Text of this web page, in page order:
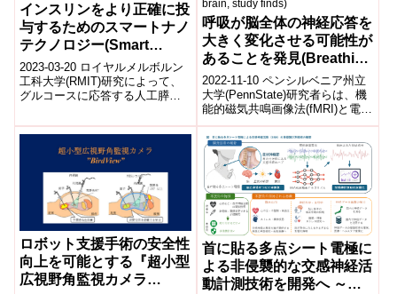
インスリンをより正確に投
与するためのスマートナノ
テクノロジー(Smart
nanotechnology for more
accurate delivery of
insulin)
2023-03-20 ロイヤルメルボルン
工科大学(RMIT)研究によって、
グルコースに応答する人工膵臓
測定する必要のある1型糖尿病
の...
呼吸が脳全体の神経応答を
大きく変化させる可能性が
あることを発見(Breathing
may measurably
modulate neural
responses across brain,
study finds)
2022-11-10 ペンシルベニア州立
大学(PennState)研究者らは、機
能的磁気共鳴画像法(fMRI)と電気
生理学を用い、ラットにおける
呼吸と神経活動の...
ロボット支援手術の安全性
向上を可能とする『超小型
広視野角監視カメラ
首に貼る多点シート電極に
よる非侵襲的な交感神経活
動計測技術を開発へ ～